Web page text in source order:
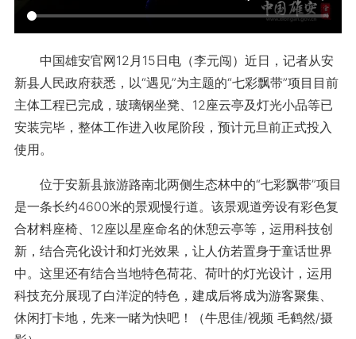
中国雄安官网12月15日电（李元闯）近日，记者从安
新县人民政府获悉，以“遇见”为主题的“七彩飘带”项目目前
主体工程已完成，玻璃钢坐凳、12座云亭及灯光小品等已
安装完毕，整体工作进入收尾阶段，预计元旦前正式投入
使用。
位于安新县旅游路南北两侧生态林中的“七彩飘带”项目
是一条长约4600米的景观慢行道。该景观道旁设有彩色复
合材料座椅、12座以星座命名的休憩云亭等，运用科技创
新，结合亮化设计和灯光效果，让人仿若置身于童话世界
中。这里还有结合当地特色荷花、荷叶的灯光设计，运用
科技充分展现了白洋淀的特色，建成后将成为游客聚集、
休闲打卡地，先来一睹为快吧！（牛思佳/视频 毛鹤然/摄